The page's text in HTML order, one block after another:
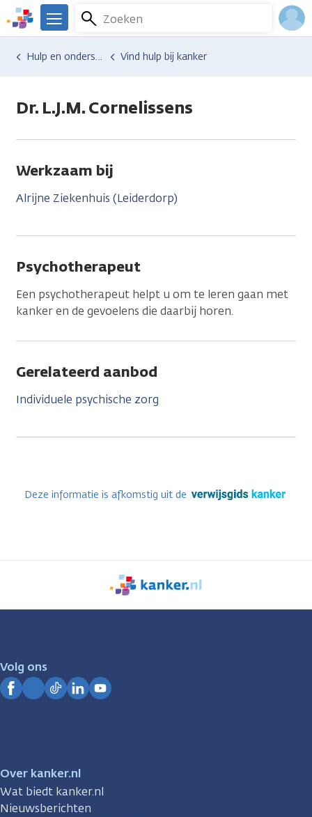
Overslaan
en
naar
We
er
Kanker.nl
Zoeken
Menu
Hulp en ondersteuning Vind hulp bij kanker
Dr. L.J.M. Cornelissens
Werkzaam bij
Alrijne Ziekenhuis (Leiderdorp)
Psychotherapeut
Een psychotherapeut helpt u om te leren gaan met
kanker en de gevoelens die daarbij horen.
Gerelateerd aanbod
Individuele psychische zorg
Deze informatie is afkomstig uit de
We
zijn
Volg ons
Over kanker.nl
Wat biedt kanker.nl
Nieuwsberichten